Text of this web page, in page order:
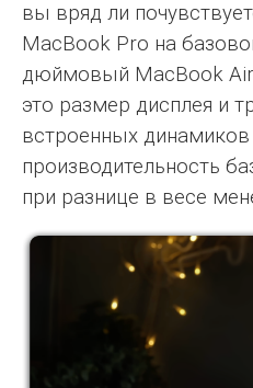
вы вряд ли
MacBook Pro на
дюймовый MacBook
это размер дисплея и
встроенных динамиков
производительность
при разнице в весе